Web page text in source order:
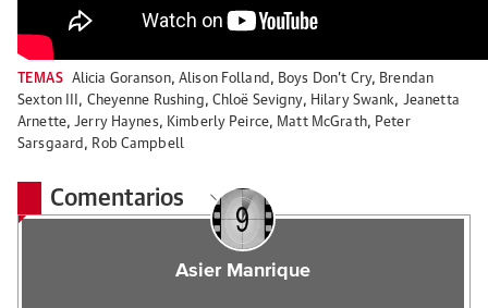
TEMAS Alicia Goranson,Alison Folland , Boys Don't Cry, Brendan
Sexton III , Cheyenne Rushing, Chloë Sevigny, Hilary Swank, Jeanetta
Arnette,Jerry Haynes, Kimberly Peirce, Matt McGrath, Peter
Sarsgaard , Rob Campbell
Comentarios
Asier Manrique